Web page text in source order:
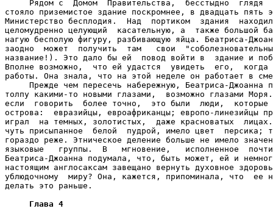
Рядом с  Домом  Правительства,  бесстыдно  глядя
стояло приземистое здание поскромнее, в двадцать пять
Министерство бесплодия.  Над  портиком  здания
целомудренно целующий  касательную, а  также большой
нагую бесполую фигуру, разбивающую яйца. Беатриса-
заодно  может  получить  там   свои
название!). Это дало бы ей  повод войти в  здание и
Вполне возможно,  что ей удастся  увидеть  его,
работы. Она знала, что на этой неделе он работает в
Прежде чем пересечь набережную, Беатриса-Джоанна
толпу какими-то новыми глазами,  возможно глазами
если  говорить  более точно,  это были  люди,  которые
острова:  евразийцы, евроафриканцы; европо-линезийцы
играл  на темных, золотистых,  даже красноватых
чуть присыпанное  белой  пудрой, имело цвет  персика;
гораздо реже. Этническое деление больше не имело
языковые   группы.  В   мгновение,   исполненное
Беатриса-Джоанна подумала, что, быть может, ей и
настоящим англосаксам завещано вернуть духовное
ублюдочному  миру? Она, кажется, припоминала, что  ее
делать это раньше.
Глава 4